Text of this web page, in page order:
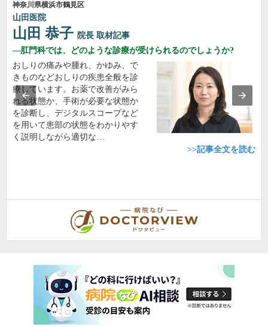
神奈川県横浜市鶴見区
山田医院
山田 恭子 院長 取材記事
肛門科では、どのような診療が受けられるのでしょうか?
おしりの痛みや腫れ、かゆみ、で
きものなどおしりの疾患全般を診
療しています。お薬で改善がみら
れる状態か、手術が必要な状態か
を診断し、デジタルスコープなど
を用いて患部の状態をわかりやす
く説明しながら適切な…
>>記事全文を読む